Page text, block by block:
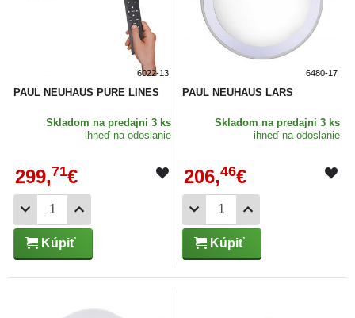
6022-13
PAUL NEUHAUS PURE LINES
Skladom na predajni 3 ks
ihneď na odoslanie
299,71€
Kúpiť
6480-17
PAUL NEUHAUS LARS
Skladom na predajni 3 ks
ihneď na odoslanie
206,46€
Kúpiť